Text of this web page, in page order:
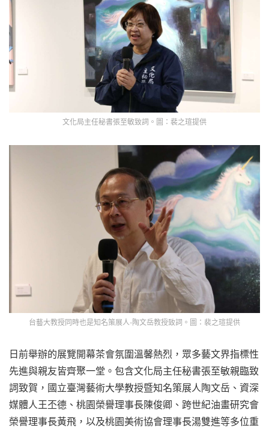
文化局主任秘書張至敏致詞。圖：裴之瑄提供
台藝大教授同時也是知名策展人-陶文岳教授致詞。圖：裴之瑄提供
日前舉辦的展覽開幕茶會氛圍溫馨熱烈，眾多藝文界指標性
先進與親友皆齊聚一堂。包含文化局主任秘書張至敏親臨致
詞致賀，國立臺灣藝術大學教授暨知名策展人陶文岳、資深
媒體人王丕德、桃園榮譽理事長陳俊卿、跨世紀油畫研究會
榮譽理事長黃飛，以及桃園美術協會理事長湯雙進等多位重